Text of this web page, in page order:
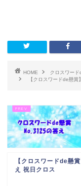
HOME クロスワード
【クロスワードde懸
【クロスワードde懸
え 祝日クロス